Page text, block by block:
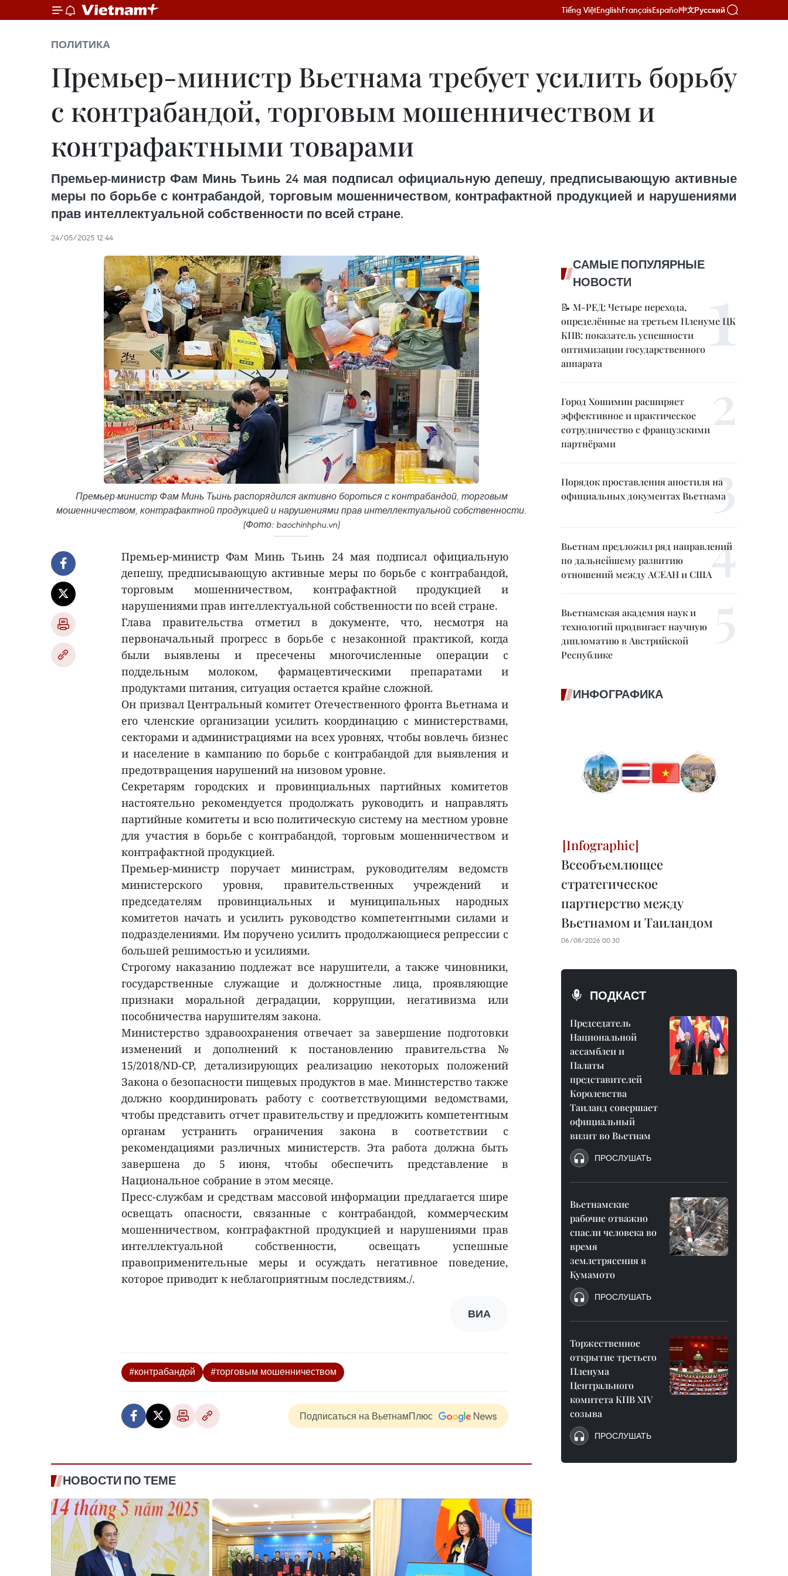
Tiếng ViệtEnglishFrançaisEspañol中文Русский
ПОЛИТИКА
Премьер-министр Вьетнама требует усилить борьбу
с контрабандой, торговым мошенничеством и
контрафактными товарами
Премьер-министр Фам Минь Тьинь 24 мая подписал официальную депешу, предписывающую активные
меры по борьбе с контрабандой, торговым мошенничеством, контрафактной продукцией и нарушениями
прав интеллектуальной собственности по всей стране.
24/05/2025 12:44
Премьер-министр Фам Минь Тьинь распорядился активно бороться с контрабандой, торговым
мошенничеством, контрафактной продукцией и нарушениями прав интеллектуальной собственности.
(Фото: baochinhphu.vn)
Премьер-министр Фам Минь Тьинь 24 мая подписал официальную
депешу, предписывающую активные меры по борьбе с контрабандой,
торговым мошенничеством, контрафактной продукцией и
нарушениями прав интеллектуальной собственности по всей стране.
Глава правительства отметил в документе, что, несмотря на
первоначальный прогресс в борьбе с незаконной практикой, когда
были выявлены и пресечены многочисленные операции с
поддельным молоком, фармацевтическими препаратами и
продуктами питания, ситуация остается крайне сложной.
Он призвал Центральный комитет Отечественного фронта Вьетнама и
его членские организации усилить координацию с министерствами,
секторами и администрациями на всех уровнях, чтобы вовлечь бизнес
и население в кампанию по борьбе с контрабандой для выявления и
предотвращения нарушений на низовом уровне.
Секретарям городских и провинциальных партийных комитетов
настоятельно рекомендуется продолжать руководить и направлять
партийные комитеты и всю политическую систему на местном уровне
для участия в борьбе с контрабандой, торговым мошенничеством и
контрафактной продукцией.
Премьер-министр поручает министрам, руководителям ведомств
министерского уровня, правительственных учреждений и
председателям провинциальных и муниципальных народных
комитетов начать и усилить руководство компетентными силами и
подразделениями. Им поручено усилить продолжающиеся репрессии с
большей решимостью и усилиями.
Строгому наказанию подлежат все нарушители, а также чиновники,
государственные служащие и должностные лица, проявляющие
признаки моральной деградации, коррупции, негативизма или
пособничества нарушителям закона.
Министерство здравоохранения отвечает за завершение подготовки
изменений и дополнений к постановлению правительства №
15/2018/ND-CP, детализирующих реализацию некоторых положений
Закона о безопасности пищевых продуктов в мае. Министерство также
должно координировать работу с соответствующими ведомствами,
чтобы представить отчет правительству и предложить компетентным
органам устранить ограничения закона в соответствии с
рекомендациями различных министерств. Эта работа должна быть
завершена до 5 июня, чтобы обеспечить представление в
Национальное собрание в этом месяце.
Пресс-службам и средствам массовой информации предлагается шире
освещать опасности, связанные с контрабандой, коммерческим
мошенничеством, контрафактной продукцией и нарушениями прав
интеллектуальной собственности, освещать успешные
правоприменительные меры и осуждать негативное поведение,
которое приводит к неблагоприятным последствиям./.
ВИА
#контрабандой #торговым мошенничеством
Подписаться на ВьетнамПлюс
НОВОСТИ ПО ТЕМЕ
САМЫЕ ПОПУЛЯРНЫЕ
НОВОСТИ
📝 М-РЕД: Четыре перехода,
определённые на третьем Пленуме ЦК
КПВ: показатель успешности
оптимизации государственного
аппарата
Город Хошимин расширяет
эффективное и практическое
сотрудничество с французскими
партнёрами
Порядок проставления апостиля на
официальных документах Вьетнама
Вьетнам предложил ряд направлений
по дальнейшему развитию
отношений между АСЕАН и США
Вьетнамская академия наук и
технологий продвигает научную
дипломатию в Австрийской
Республике
ИНФОГРАФИКА
Всеобъемлющее
стратегическое
партнерство между
Вьетнамом и Таиландом
06/08/2026 00:30
ПОДКАСТ
Председатель
Национальной
ассамблеи и
Палаты
представителей
Королевства
Таиланд совершает
официальный
визит во Вьетнам
ПРОСЛУШАТЬ
Вьетнамские
рабочие отважно
спасли человека во
время
землетрясения в
Кумамото
ПРОСЛУШАТЬ
Торжественное
открытие третьего
Пленума
Центрального
комитета КПВ XIV
созыва
ПРОСЛУШАТЬ